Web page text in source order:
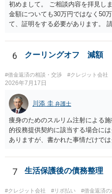
初めまして。 ご相談内容を拝見し
金額についても30万円ではなく50
て、証明をする必要があります。
れることになるでしょう。 請求が
を起こす必要はないかと思います。
6 クーリングオフ 減額
#借金返済の相談・交渉 #クレジット会社
2026年7月17日
川添 圭 弁護士
痩身のためのスルリム注射による
的役務提供契約に該当する場合に
ありますが、書かれた事情だけで
か）が不明です。仮に特定継続的
クーリング・オフができない場合
も含めて、最寄りの消費生活セン
いただいた方がよいでしょう。
7 生活保護後の債務整理
#クレジット会社 #リボ払い #借金返済